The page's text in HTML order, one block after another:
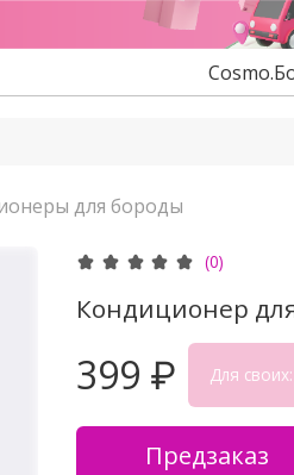
для бороды
(0)
Кондиционер
399 ₽ Для своих:
Предзаказ